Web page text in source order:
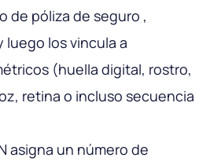
de póliza de seguro ,
los vincula a
(huella digital, rostro,
retina o incluso secuencia
asigna un número de